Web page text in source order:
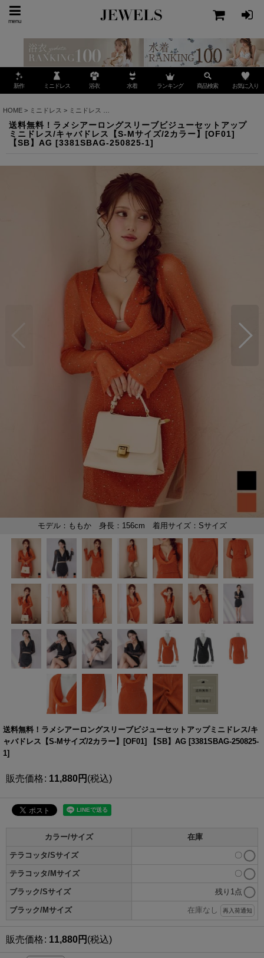
menu
新作 ミニドレス 浴衣 水着 ランキング 商品検索 お気に入り
HOME > ミニドレス > ミニドレス
送料無料！ラメシアーロングスリーブビジューセットアップ
ミニドレス/キャバドレス【S-Mサイズ/2カラー】[OF01]
【SB】AG [3381SBAG-250825-1]
送料無料！ラメシアーロングスリーブビジューセットアップミニドレス/キ
ャバドレス【S-Mサイズ/2カラー】[OF01] 【SB】AG [3381SBAG-250825-
1]
販売価格: 11,880円 (税込)
カラー/サイズ 在庫
テラコッタ/Sサイズ 〇
テラコッタ/Mサイズ 〇
ブラック/Sサイズ 残り1点
ブラック/Mサイズ 在庫なし 再入荷通知
販売価格: 11,880円 (税込)